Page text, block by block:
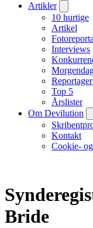
Artikler
10 hurtige
Artikel
Interviews
Reportager
Top 5
Årslister
Om Devilution
Kontakt
Cookie-
Bride